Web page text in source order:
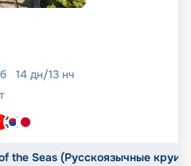
14 дн/13 нч
the Seas (Русскоязычные